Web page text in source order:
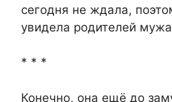
сегодня не ждала,
увидела родителей
* * *
Конечно, она ещё до